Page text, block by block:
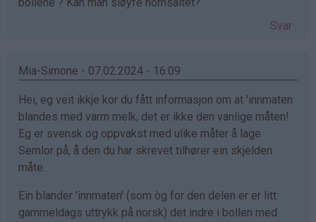
Svar
Mia-Simone - 07.02.2024 - 16:09
Hei, eg veit ikkje kor du fått informasjon om at 'innmaten
blandes med varm melk, det er ikke den vanlige måten!
Eg er svensk og oppvakst med ulike måter å lage
Semlor på, å den du har skrevet tilhører ein skjelden
måte.
Ein blander 'innmaten' (som òg for den delen er er litt
gammeldags uttrykk på norsk) det indre i bollen med